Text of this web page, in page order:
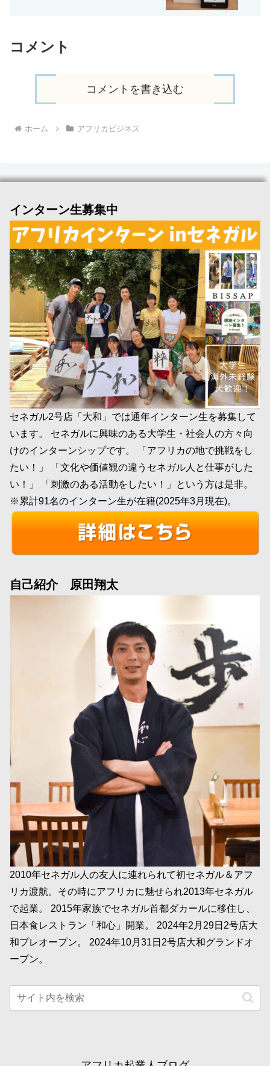
コメント
コメントを書き込む
ホーム アフリカビジネス
インターン生募集中
セネガル2号店「大和」では通年インターン生を募集して
います。 セネガルに興味のある大学生・社会人の方々向
けのインターンシップです。 「アフリカの地で挑戦をし
たい！」 「文化や価値観の違うセネガル人と仕事がした
い！」 「刺激のある活動をしたい！」という方は是非。
※累計91名のインターン生が在籍(2025年3月現在)。
自己紹介 原田翔太
2010年セネガル人の友人に連れられて初セネガル＆アフ
リカ渡航。その時にアフリカに魅せられ2013年セネガル
で起業。 2015年家族でセネガル首都ダカールに移住し、
日本食レストラン「和心」開業。 2024年2月29日2号店大
和プレオープン。 2024年10月31日2号店大和グランドオ
ープン。